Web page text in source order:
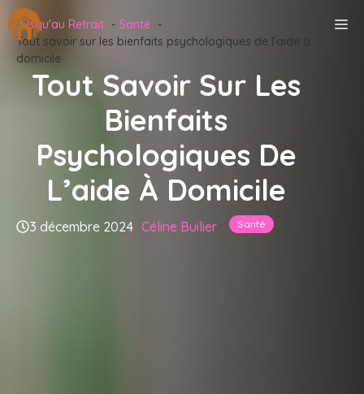
Aller
au
contenu
Jusqu'au Retrait
Santé
Tout savoir sur les bienfaits psychologiques de l’aide à
domicile
Tout Savoir Sur Les
Bienfaits
Psychologiques De
L’aide À Domicile
3 décembre 2024 Céline Builier Santé